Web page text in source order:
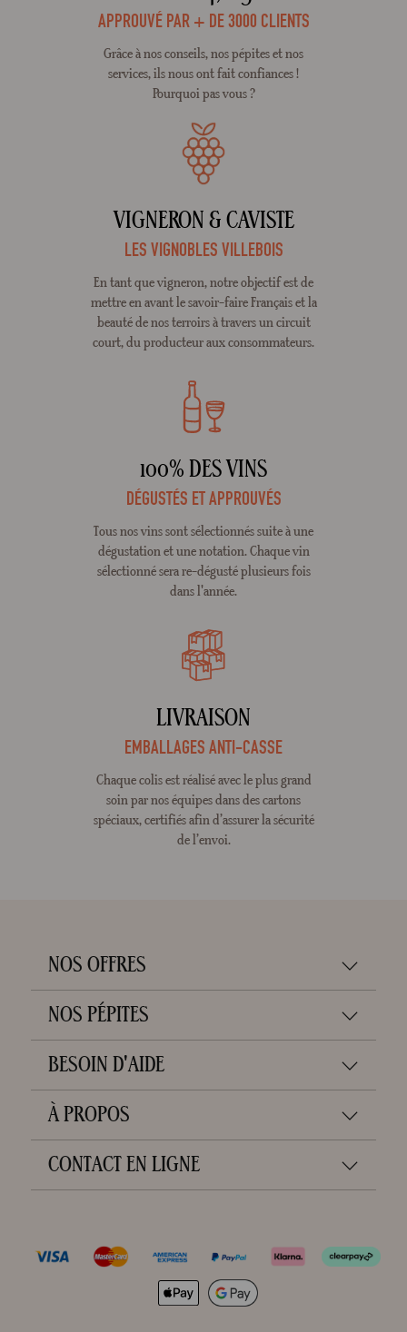
APPROUVÉ PAR + DE 3000 CLIENTS
Grâce à nos conseils, nos pépites et nos
services, ils nous ont fait confiances !
Pourquoi pas vous ?
VIGNERON & CAVISTE
LES VIGNOBLES VILLEBOIS
En tant que vigneron, notre objectif est de
mettre en avant le savoir-faire Français et la
beauté de nos terroirs à travers un circuit
court, du producteur aux consommateurs.
100% DES VINS
DÉGUSTÉS ET APPROUVÉS
Tous nos vins sont sélectionnés suite à une
dégustation et une notation. Chaque vin
sélectionné sera re-dégusté plusieurs fois
dans l'année.
LIVRAISON
EMBALLAGES ANTI-CASSE
Chaque colis est réalisé avec le plus grand
soin par nos équipes dans des cartons
spéciaux, certifiés afin d’assurer la sécurité
de l’envoi.
NOS OFFRES
NOS PÉPITES
BESOIN D'AIDE
À PROPOS
CONTACT EN LIGNE